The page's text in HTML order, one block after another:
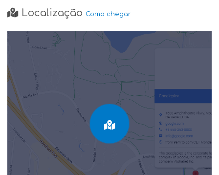
Localização Como chegar